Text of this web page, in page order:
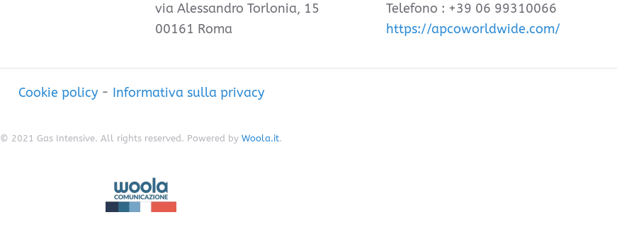
via Alessandro Torlonia, 15
00161 Roma
Telefono : +39 06 99310066
https://apcoworldwide.com/
Cookie policy- Informativa sulla privacy
© 2021 Gas Intensive. All rights reserved. Powered by Woola.it.